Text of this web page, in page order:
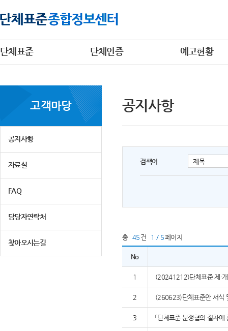
단체표준 단체인증 예고현황
고객마당
공지사항
자료실
FAQ
담당자연락처
찾아오시는길
공지사항
검색어
총 45 건 1 / 5페이지
No
1 (20241212)단체표준 제·
2 (260623)단체표준안 서식
3 「단체표준 분쟁협의 절차에